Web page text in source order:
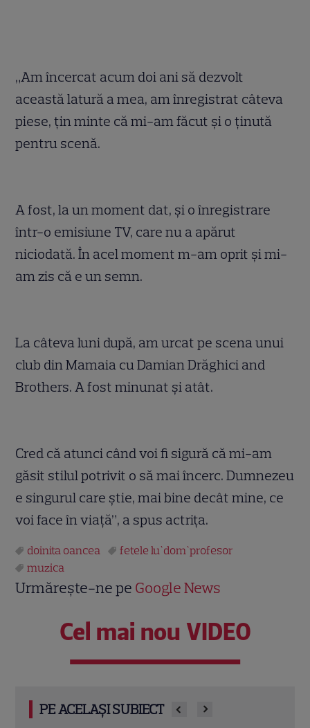
„Am încercat acum doi ani să dezvolt
această latură a mea, am înregistrat câteva
piese, țin minte că mi-am făcut și o ținută
pentru scenă.
A fost, la un moment dat, și o înregistrare
într-o emisiune TV, care nu a apărut
niciodată. În acel moment m-am oprit și mi-
am zis că e un semn.
La câteva luni după, am urcat pe scena unui
club din Mamaia cu Damian Drăghici and
Brothers. A fost minunat și atât.
Cred că atunci când voi fi sigură că mi-am
găsit stilul potrivit o să mai încerc. Dumnezeu
e singurul care știe, mai bine decât mine, ce
voi face în viață”, a spus actrița.
doinita oancea
fetele lu`dom`profesor
muzica
Urmărește-ne pe Google News
Cel mai nou VIDEO
PE ACELAȘI SUBIECT